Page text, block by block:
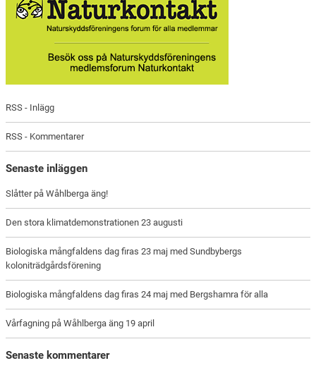
RSS - Inlägg
RSS - Kommentarer
Senaste inläggen
Slåtter på Wåhlberga äng!
Den stora klimatdemonstrationen 23 augusti
Biologiska mångfaldens dag firas 23 maj med Sundbybergs
koloniträdgårdsförening
Biologiska mångfaldens dag firas 24 maj med Bergshamra för alla
Vårfagning på Wåhlberga äng 19 april
Senaste kommentarer